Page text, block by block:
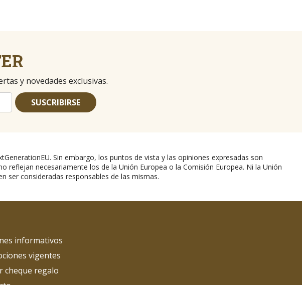
y novedades exclusivas.
SUSCRIBIRSE
Sin embargo, los puntos de vista y las opiniones expresadas son
reflejan necesariamente los de la Unión Europea o la Comisión Europea. Ni la Unión
ser consideradas responsables de las mismas.
informativos
vigentes
cheque regalo